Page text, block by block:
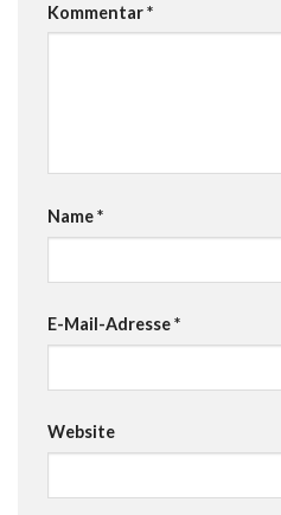
Kommentar*
Name*
E-Mail-Adresse*
Website